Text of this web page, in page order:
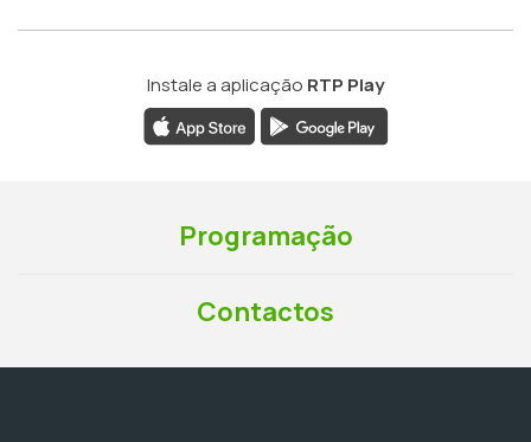
Instale a aplicação RTP Play
Programação
Contactos